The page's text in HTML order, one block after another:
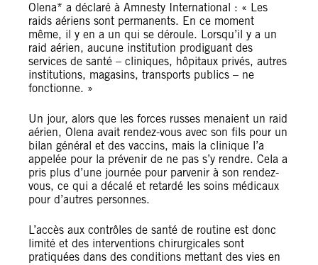
Olena* a déclaré à Amnesty International : « Les
raids aériens sont permanents. En ce moment
même, il y en a un qui se déroule. Lorsqu’il y a un
raid aérien, aucune institution prodiguant des
services de santé – cliniques, hôpitaux privés, autres
institutions, magasins, transports publics – ne
fonctionne. »
Un jour, alors que les forces russes menaient un raid
aérien, Olena avait rendez-vous avec son fils pour un
bilan général et des vaccins, mais la clinique l’a
appelée pour la prévenir de ne pas s’y rendre. Cela a
pris plus d’une journée pour parvenir à son rendez-
vous, ce qui a décalé et retardé les soins médicaux
pour d’autres personnes.
L’accès aux contrôles de santé de routine est donc
limité et des interventions chirurgicales sont
pratiquées dans des conditions mettant des vies en